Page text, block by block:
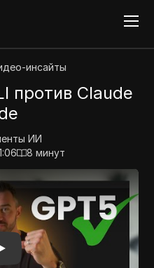
инсайты
против Claude
ИИ
8 минут
против Claude Code